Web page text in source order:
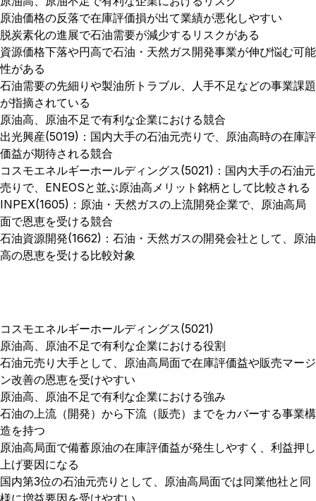
原油価格の反落で在庫評価損が出て業績が悪化しやすい
脱炭素化の進展で石油需要が減少するリスクがある
資源価格下落や円高で石油・天然ガス開発事業が伸び悩む可能
性がある
石油需要の先細りや製油所トラブル、人手不足などの事業課題
が指摘されている
原油高、原油不足で有利な企業における競合
出光興産(5019)：国内大手の石油元売りで、原油高時の在庫評
価益が期待される競合
コスモエネルギーホールディングス(5021)：国内大手の石油元
売りで、ENEOSと並ぶ原油高メリット銘柄として比較される
INPEX(1605)：原油・天然ガスの上流開発企業で、原油高局
面で恩恵を受ける競合
石油資源開発(1662)：石油・天然ガスの開発会社として、原油
高の恩恵を受ける比較対象
コスモエネルギーホールディングス(5021)
原油高、原油不足で有利な企業における役割
石油元売り大手として、原油高局面で在庫評価益や販売マージ
ン改善の恩恵を受けやすい
原油高、原油不足で有利な企業における強み
石油の上流（開発）から下流（販売）までをカバーする事業構
造を持つ
原油高局面で備蓄原油の在庫評価益が発生しやすく、利益押し
上げ要因になる
国内第3位の石油元売りとして、原油高局面では同業他社と同
様に増益要因を受けやすい